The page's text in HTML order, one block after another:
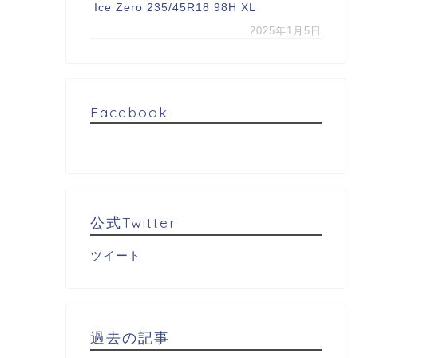
Ice Zero 235/45R18 98H XL
2025年1月5日
Facebook
公式Twitter
ツイート
過去の記事